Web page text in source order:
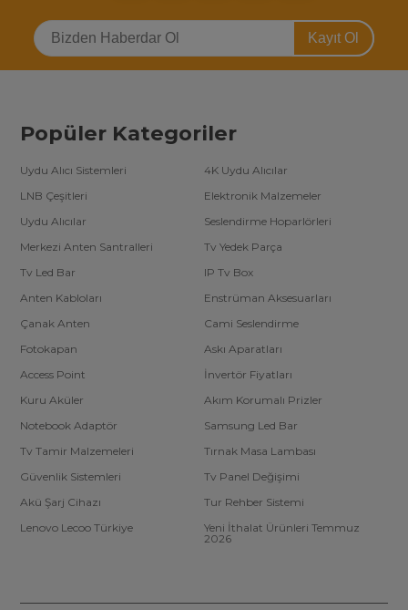
Kayıt Ol
Popüler Kategoriler
Uydu Alıcı Sistemleri
4K Uydu Alıcılar
LNB Çeşitleri
Elektronik Malzemeler
Uydu Alıcılar
Seslendirme Hoparlörleri
Merkezi Anten Santralleri
Tv Yedek Parça
Tv Led Bar
IP Tv Box
Anten Kabloları
Enstrüman Aksesuarları
Çanak Anten
Cami Seslendirme
Fotokapan
Askı Aparatları
Access Point
İnvertör Fiyatları
Kuru Aküler
Akım Korumalı Prizler
Notebook Adaptör
Samsung Led Bar
Tv Tamir Malzemeleri
Tırnak Masa Lambası
Güvenlik Sistemleri
Tv Panel Değişimi
Akü Şarj Cihazı
Tur Rehber Sistemi
Lenovo Lecoo Türkiye
Yeni İthalat Ürünleri Temmuz
2026